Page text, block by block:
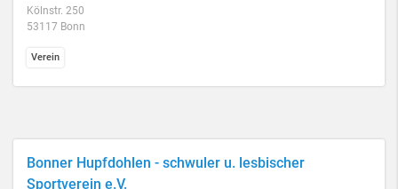
Kölnstr. 250
53117 Bonn
Verein
Bonner Hupfdohlen - schwuler u. lesbischer
Sportverein e.V.